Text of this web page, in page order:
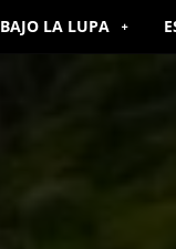
BAJO LA LUPA